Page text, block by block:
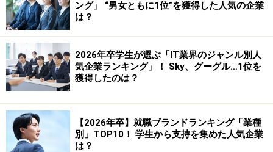
自己PRを完成させる。
ング」 “男女ともに1位”を獲得した人気の企業
は？
2026年卒学生が選ぶ「IT業界のジャンル別人
気企業ランキング」！ Sky、グーグル…1位を
獲得したのは？
【2026年卒】就職ブランドランキング「業種
別」TOP10！ 学生から支持を集めた人気企業
は？